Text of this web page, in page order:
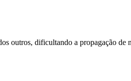
outros, dificultando a propagação de